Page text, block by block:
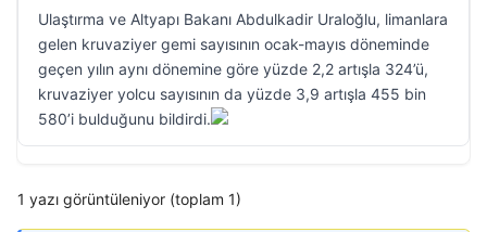
Ulaştırma ve Altyapı Bakanı Abdulkadir Uraloğlu, limanlara
gelen kruvaziyer gemi sayısının ocak-mayıs döneminde
geçen yılın aynı dönemine göre yüzde 2,2 artışla 324’ü,
kruvaziyer yolcu sayısının da yüzde 3,9 artışla 455 bin
580’i bulduğunu bildirdi.
1 yazı görüntüleniyor (toplam 1)